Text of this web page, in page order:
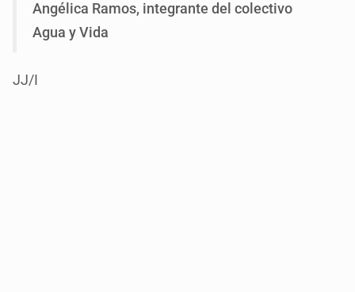
Angélica Ramos, integrante del colectivo
Agua y Vida
JJ/I